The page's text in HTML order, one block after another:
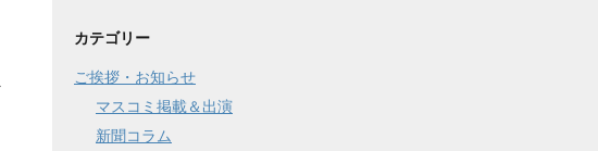
カテゴリー
ご挨拶・お知らせ
マスコミ掲載＆出演
新聞コラム